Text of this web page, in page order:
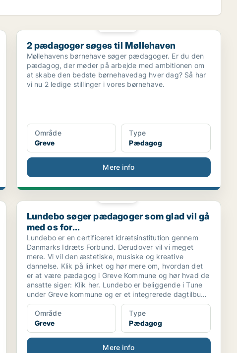
2 pædagoger søges til Møllehaven
2 pædagoger søges til Møllehaven
Møllehavens børnehave søger pædagoger. Er du den
pædagog, der møder på arbejde med ambitionen om
at skabe den bedste børnehavedag hver dag? Så har
vi nu 2 ledige stillinger i vores børnehave.
Område
Greve
Type
Pædagog
Mere info
Lundebo søger pædagoger som glad vil gå med os for...
Lundebo søger pædagoger som glad vil gå
med os for...
Lundebo er en certificeret idrætsinstitution gennem
Danmarks Idræts Forbund. Derudover vil vi meget
mere. Vi vil den æstetiske, musiske og kreative
dannelse. Klik på linket og hør mere om, hvordan det
er at være pædagog i Greve Kommune og hør hvad de
ansatte siger: Klik her. Lundebo er beliggende i Tune
under Greve kommune og er et integrerede dagtilbud
for børn fra 0-6 år.
Område
Greve
Type
Pædagog
Mere info